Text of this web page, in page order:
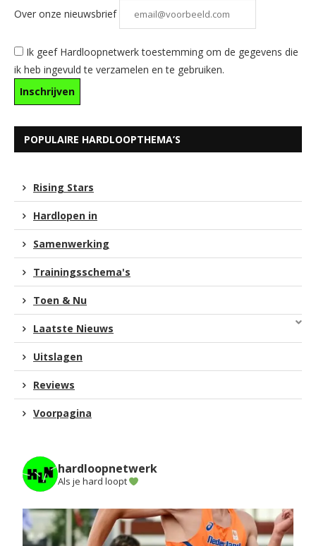
Over onze nieuwsbrief
Ik geef Hardloopnetwerk toestemming om de gegevens die
ik heb ingevuld te verzamelen en te gebruiken.
POPULAIRE HARDLOOPTHEMA’S
Rising Stars
Hardlopen in
Samenwerking
Trainingsschema's
Toen & Nu
Laatste Nieuws
Uitslagen
Reviews
Voorpagina
hardloopnetwerk
Als je hard loopt